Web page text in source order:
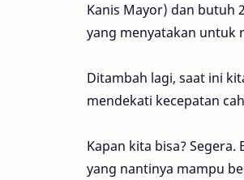
Kanis Mayor) dan butuh
yang menyatakan untuk
Ditambah lagi, saat ini
mendekati kecepatan
Kapan kita bisa?
yang nantinya mampu